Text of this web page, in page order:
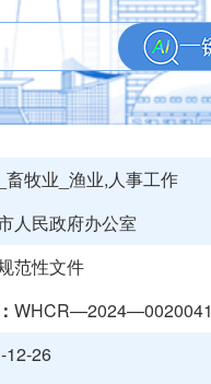
畜牧业_渔业,人事工作
人民政府办公室
范性文件
WHCR—2024—0020041
12-26